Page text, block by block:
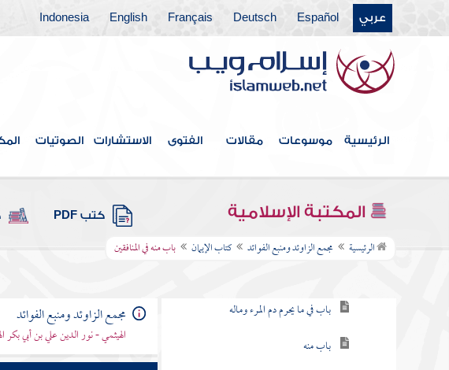
عربي Español
Deutsch
Français
English
Indonesia
الرئيسية موسوعات مقالات الفتوى الاستشارات الصوتيات
المكتبة الإسلامية كتب PDF
الرئيسية مجمع الزاوئد ومنبع الفوائد كتاب الإيمان باب منه في المنافقين
فهرس الكتاب
خطبة الكتاب
كتاب الإيمان
باب في ما يحرم دم المرء وماله
باب منه
مجمع الزاوئد ومنبع الفوائد
الهيثمي - نور الدين علي بن أبي بكر